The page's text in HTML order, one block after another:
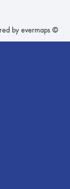
by evermaps ©